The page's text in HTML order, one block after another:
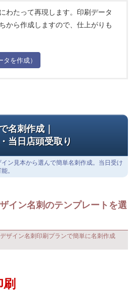
わたって再現します。印刷データ
から作成しますので、仕上がりも
を作成）
名刺作成｜
当日店頭受取り
ン見本から選んで簡単名刺作成。当日受け
。
イン名刺のテンプレートを選
ザイン名刺印刷プランで簡単に名刺作成
刷